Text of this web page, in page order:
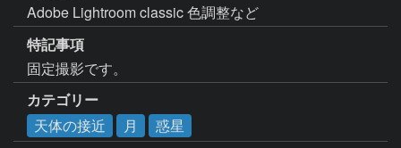
Adobe Lightroom classic 色調整など
特記事項
固定撮影です。
カテゴリー
天体の接近
月
惑星